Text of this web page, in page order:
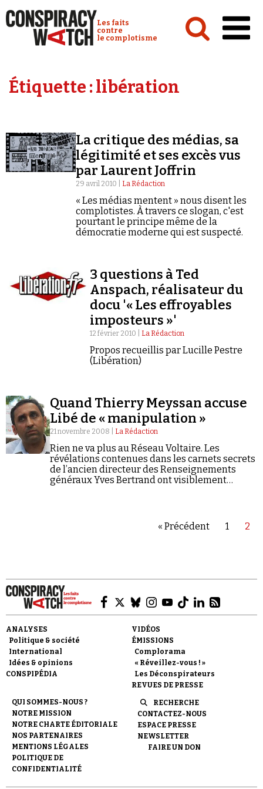
Conspiracy Watch :
Les faits
contre
le complotisme
Analyses
Vidéos
Émissions
Revues de presse
Faire un don
Demander à Vera
Étiquette :libération
La critique des médias, sa
légitimité et ses excès vus
par Laurent Joffrin
29 avril 2010 | La Rédaction
« Les médias mentent » nous disent les
complotistes. À travers ce slogan, c'est
pourtant le principe même de la
démocratie moderne qui est suspecté.
3 questions à Ted
Anspach, réalisateur du
docu '« Les effroyables
imposteurs »'
12 février 2010 | La Rédaction
Propos recueillis par Lucille Pestre
(Libération)
Quand Thierry Meyssan accuse
Libé de « manipulation »
21 novembre 2008 | La Rédaction
Rien ne va plus au Réseau Voltaire. Les
révélations contenues dans les carnets secrets
de l’ancien directeur des Renseignements
généraux Yves Bertrand ont visiblement
« Précédent
1 2
ANALYSES
Politique & société
International
Idées & opinions
CONSPIPÉDIA
VIDÉOS
ÉMISSIONS
Complorama
« Réveillez-vous ! »
Les Déconspirateurs
REVUES DE PRESSE
QUI SOMMES-NOUS ?
NOTRE MISSION
NOTRE CHARTE ÉDITORIALE
NOS PARTENAIRES
MENTIONS LÉGALES
POLITIQUE DE
CONFIDENTIALITÉ
RECHERCHE
CONTACTEZ-NOUS
ESPACE PRESSE
NEWSLETTER
FAIRE UN DON